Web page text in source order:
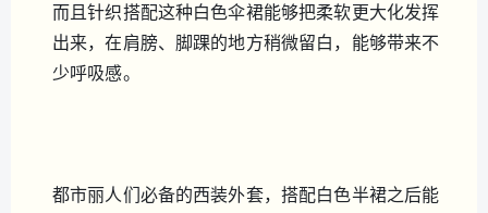
而且针织搭配这种白色伞裙能够把柔软更大化发挥
出来，在肩膀、脚踝的地方稍微留白，能够带来不
少呼吸感。
都市丽人们必备的西装外套，搭配白色半裙之后能